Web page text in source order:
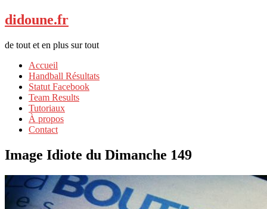
didoune.fr
de tout et en plus sur tout
Accueil
Handball Résultats
Statut Facebook
Team Results
Tutoriaux
À propos
Contact
Image Idiote du Dimanche 149